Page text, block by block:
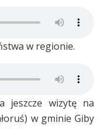
w regionie.
jeszcze wizytę na
w gminie Giby